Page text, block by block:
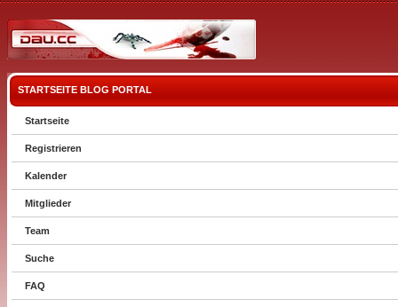
STARTSEITE BLOG PORTAL
Startseite
Registrieren
Kalender
Mitglieder
Team
Suche
FAQ